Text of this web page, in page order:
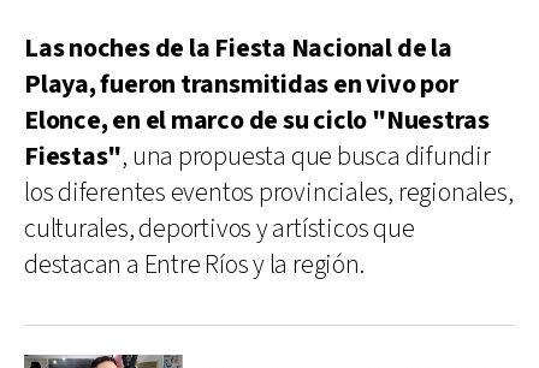
Las noches de la Fiesta Nacional de la
Playa, fueron transmitidas en vivo por
Elonce, en el marco de su ciclo "Nuestras
Fiestas", una propuesta que busca difundir
los diferentes eventos provinciales, regionales,
culturales, deportivos y artísticos que
destacan a Entre Ríos y la región.